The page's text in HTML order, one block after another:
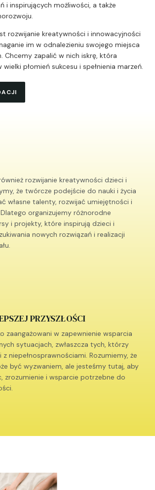
i inspirujących możliwości, a także
rozwijanie kreatywności i innowacyjności
im w odnalezieniu swojego miejsca
Chcemy zapalić w nich iskrę, która
wielki płomień sukcesu i spełnienia marzeń.
rozwijanie kreatywności dzieci i
że twórcze podejście do nauki i życia
własne talenty, rozwijać umiejętności i
organizujemy różnorodne
i projekty, które inspirują dzieci i
nowych rozwiązań i realizacji
PRZYSZŁOŚCI
zaangażowani w zapewnienie wsparcia
sytuacjach, zwłaszcza tych, którzy
niepełnosprawnościami. Rozumiemy, że
być wyzwaniem, ale jesteśmy tutaj, aby
zrozumienie i wsparcie potrzebne do